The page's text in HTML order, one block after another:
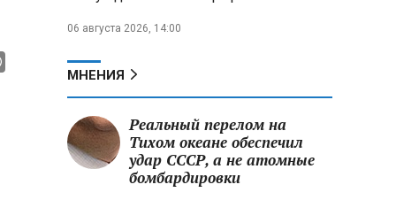
06 августа 2026, 14:00
МНЕНИЯ
Реальный перелом на
Тихом океане обеспечил
удар СССР, а не атомные
бомбардировки